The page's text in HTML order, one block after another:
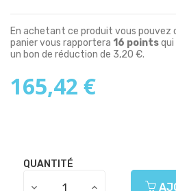
En achetant ce produit vous pouvez
panier vous rapportera 16 points
un bon de réduction de 3,20 €.
165,42 €
QUANTITÉ